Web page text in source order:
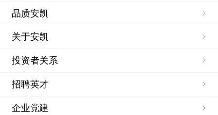
品质安凯
关于安凯
投资者关系
招聘英才
企业党建